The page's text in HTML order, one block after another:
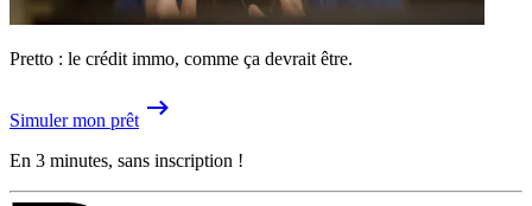
Pretto : le crédit immo, comme ça devrait être.
Simuler mon prêt
En 3 minutes, sans inscription !